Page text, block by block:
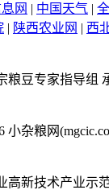
网 | 中国天气 |
| 陕西农业网 | 西
粮豆专家指导组
小杂粮网
高新技术产业示